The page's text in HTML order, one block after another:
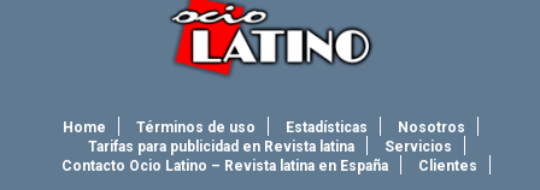
Home Términos de uso Estadísticas
Nosotros
Tarifas para publicidad en Revista latina
Servicios
Contacto Ocio Latino – Revista latina en España
Clientes